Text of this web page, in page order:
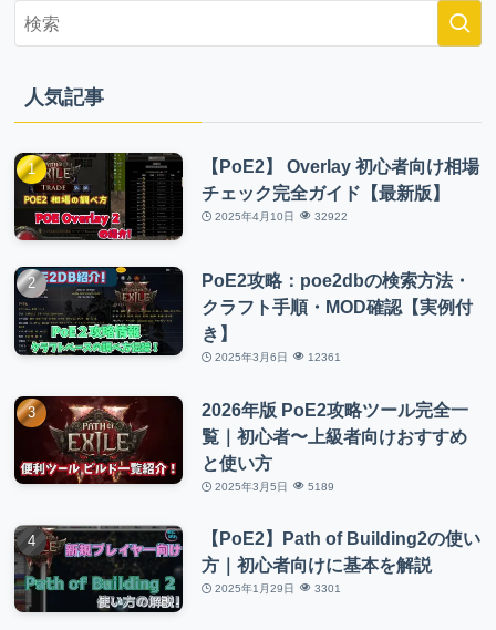
人気記事
【PoE2】 Overlay 初心者向け相場
チェック完全ガイド【最新版】
2025年4月10日 32922
PoE2攻略：poe2dbの検索方法・
クラフト手順・MOD確認【実例付
き】
2025年3月6日 12361
2026年版 PoE2攻略ツール完全一
覧｜初心者〜上級者向けおすすめ
と使い方
2025年3月5日 5189
【PoE2】Path of Building2の使い
方｜初心者向けに基本を解説
2025年1月29日 3301